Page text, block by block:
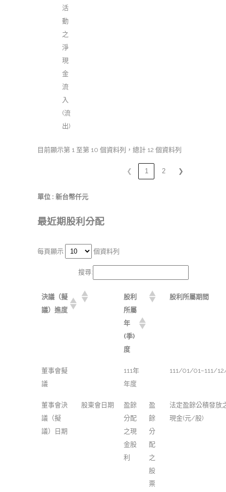
活
動
之
淨
現
金
流
入
(流
出)
目前顯示第 1 至第 10 個資料列，總計 12 個資料列
❮ 1 2 ❯
單位 : 新台幣仟元
最近期股利分配
每頁顯示 個資料列
搜尋:
決議（擬
議）進度
股利
所屬
年
(季)
度
股利所屬期間
董事會擬
議
111年
年度
111/01/01~111/
董事會決
議（擬
議）日期
股東會日期
盈餘
分配
之現
金股
利
盈
餘
分
配
之
股
票
法定盈餘公積發放
現金(元/股)